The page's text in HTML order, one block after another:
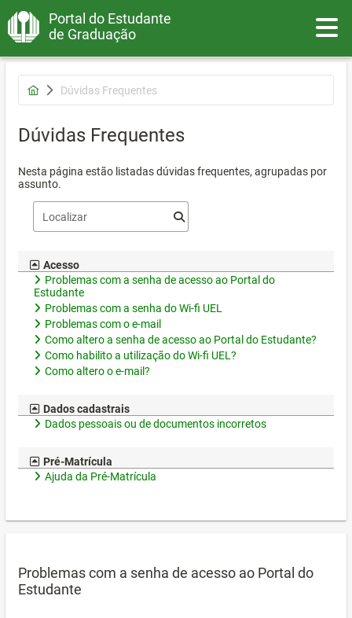
Portal do Estudante
de Graduação
Dúvidas Frequentes
Dúvidas Frequentes
Nesta página estão listadas dúvidas frequentes, agrupadas por
assunto.
Acesso
Problemas com a senha de acesso ao Portal do
Estudante
Problemas com a senha do Wi-fi UEL
Problemas com o e-mail
Como altero a senha de acesso ao Portal do Estudante?
Como habilito a utilização do Wi-fi UEL?
Como altero o e-mail?
Dados cadastrais
Dados pessoais ou de documentos incorretos
Pré-Matrícula
Ajuda da Pré-Matrícula
Problemas com a senha de acesso ao Portal do
Estudante